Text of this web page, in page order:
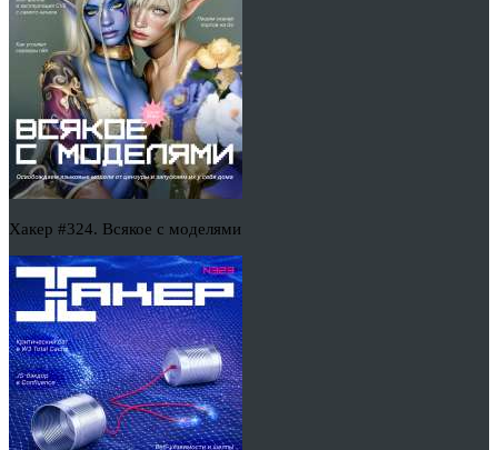
Хакер #324. Всякое с моделями